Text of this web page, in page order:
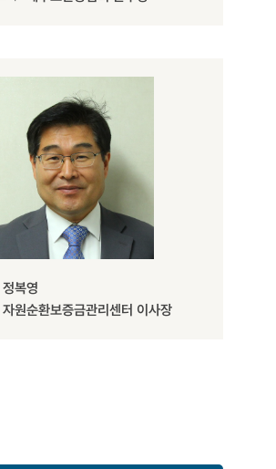
정복영
자원순환보증금관리센터 이사장